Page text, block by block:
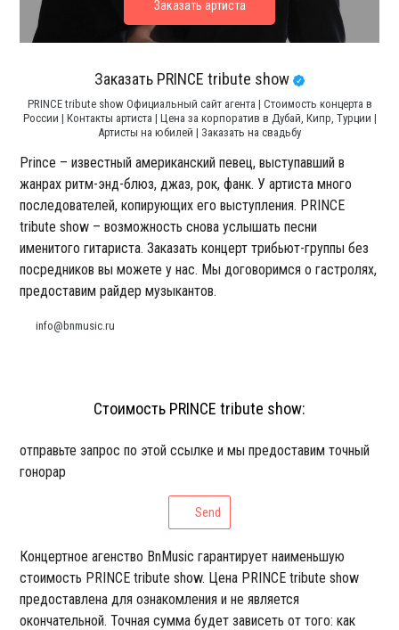
Заказать PRINCE tribute show
PRINCE tribute show Официальный сайт агента | Стоимость концерта в
России | Контакты артиста | Цена за корпоратив в Дубай, Кипр, Турции |
Артисты на юбилей | Заказать на свадьбу
Prince – известный американский певец, выступавший в
жанрах ритм-энд-блюз, джаз, рок, фанк. У артиста много
последователей, копирующих его выступления. PRINCE
tribute show – возможность снова услышать песни
именитого гитариста. Заказать концерт трибьют-группы без
посредников вы можете у нас. Мы договоримся о гастролях,
предоставим райдер музыкантов.
info@bnmusic.ru
Стоимость PRINCE tribute show:
отправьте запрос по этой ссылке и мы предоставим точный
гонорар
Send
Концертное агенство BnMusic гарантирует наименьшую
стоимость PRINCE tribute show. Цена PRINCE tribute show
предоставлена для ознакомления и не является
окончательной. Точная сумма будет зависеть от того: как